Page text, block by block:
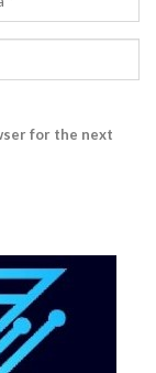
for the next